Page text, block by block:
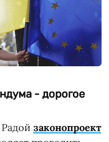
- дорогое
законопроект